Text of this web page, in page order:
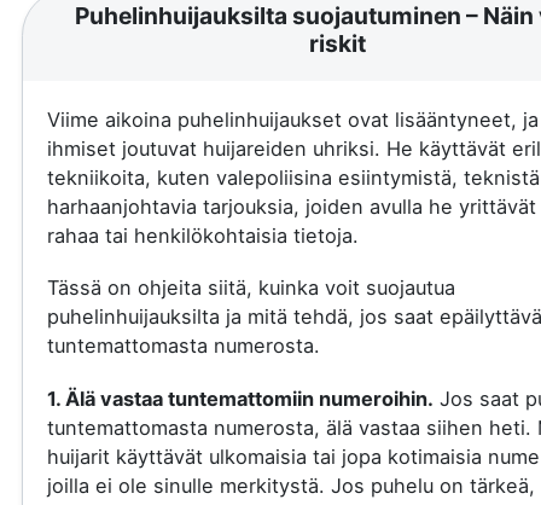
Puhelinhuijauksilta suojautuminen – Näin
riskit
Viime aikoina puhelinhuijaukset ovat lisääntyneet,
ihmiset joutuvat huijareiden uhriksi. He käyttävät
tekniikoita, kuten valepoliisina esiintymistä,
harhaanjohtavia tarjouksia, joiden avulla he yrittävät
rahaa tai henkilökohtaisia tietoja.
Tässä on ohjeita siitä, kuinka voit suojautua
puhelinhuijauksilta ja mitä tehdä, jos saat
tuntemattomasta numerosta.
1. Älä vastaa tuntemattomiin numeroihin. Jos saat
tuntemattomasta numerosta, älä vastaa siihen heti.
huijarit käyttävät ulkomaisia tai jopa kotimaisia
joilla ei ole sinulle merkitystä. Jos puhelu on